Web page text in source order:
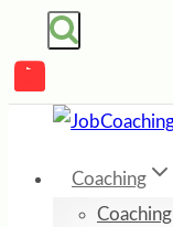
Coaching
Coaching